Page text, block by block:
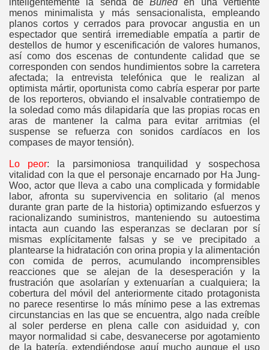
inteligentemente la senda deBurieden una vertiente
menos minimalista y más sensacionalista, empleando
planos cortos y cerrados para provocar angustia en un
espectador que sentirá irremediable empatía a partir de
destellos de humor y escenificación de valores humanos,
así como dos escenas de contundente calidad que se
corresponden con sendos hundimientos sobre la carretera
afectada; la entrevista telefónica que le realizan al
optimista mártir, oportunista como cabría esperar por parte
de los reporteros, obviando el insalvable contratiempo de
la soledad como más dilapidaría que las propias rocas en
aras de mantener la calma para evitar arritmias (el
suspense se refuerza con sonidos cardíacos en los
compases de mayor tensión).
Lo peor: la parsimoniosa tranquilidad y sospechosa
vitalidad con la que el personaje encarnado por Ha Jung-
Woo, actor que lleva a cabo una complicada y formidable
labor, afronta su supervivencia en solitario (al menos
durante gran parte de la historia) optimizando esfuerzos y
racionalizando suministros, manteniendo su autoestima
intacta aun cuando las esperanzas se declaran por sí
mismas explícitamente falsas y se ve precipitado a
plantearse la hidratación con orina propia y la alimentación
con comida de perros, acumulando incomprensibles
reacciones que se alejan de la desesperación y la
frustración que asolarían y extenuarían a cualquiera; la
cobertura del móvil del anteriormente citado protagonista
no parece resentirse lo más mínimo pese a las extremas
circunstancias en las que se encuentra, algo nada creíble
al soler perderse en plena calle con asiduidad y, con
mayor normalidad si cabe, desvanecerse por agotamiento
de la batería, extendiéndose aquí mucho aunque el uso